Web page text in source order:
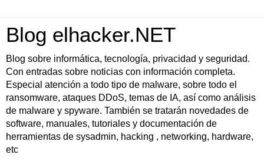
Blog elhacker.NET
Blog sobre informática, tecnología, privacidad y seguridad.
Con entradas sobre noticias con información completa.
Especial atención a todo tipo de malware, sobre todo el
ransomware, ataques DDoS, temas de IA, así como análisis
de malware y spyware. También se tratarán novedades de
software, manuales, tutoriales y documentación de
herramientas de sysadmin, hacking , networking, hardware,
etc